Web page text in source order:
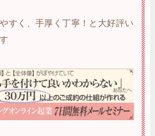
すく、手厚く丁寧！と大好評い